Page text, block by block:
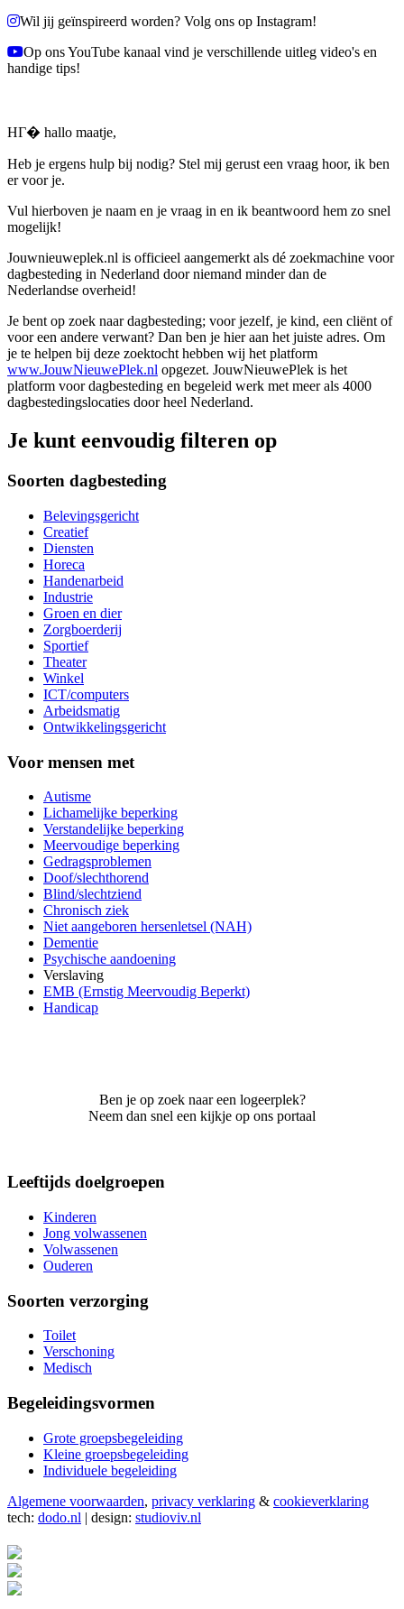
Wil jij geïnspireerd worden? Volg ons op Instagram!
Op ons YouTube kanaal vind je verschillende uitleg video's en
handige tips!
HГ� hallo maatje,
Heb je ergens hulp bij nodig? Stel mij gerust een vraag hoor, ik ben
er voor je.
Vul hierboven je naam en je vraag in en ik beantwoord hem zo snel
mogelijk!
Jouwnieuweplek.nl is officieel aangemerkt als dé zoekmachine voor
dagbesteding in Nederland door niemand minder dan de
Nederlandse overheid!
Je bent op zoek naar dagbesteding; voor jezelf, je kind, een cliënt of
voor een andere verwant? Dan ben je hier aan het juiste adres. Om
je te helpen bij deze zoektocht hebben wij het platform
www.JouwNieuwePlek.nl opgezet. JouwNieuwePlek is het
platform voor dagbesteding en begeleid werk met meer als 4000
dagbestedingslocaties door heel Nederland.
Je kunt eenvoudig filteren op
Soorten dagbesteding
Belevingsgericht
Creatief
Diensten
Horeca
Handenarbeid
Industrie
Groen en dier
Zorgboerderij
Sportief
Theater
Winkel
ICT/computers
Arbeidsmatig
Ontwikkelingsgericht
Voor mensen met
Autisme
Lichamelijke beperking
Verstandelijke beperking
Meervoudige beperking
Gedragsproblemen
Doof/slechthorend
Blind/slechtziend
Chronisch ziek
Niet aangeboren hersenletsel (NAH)
Dementie
Psychische aandoening
Verslaving
EMB (Ernstig Meervoudig Beperkt)
Handicap
Ben je op zoek naar een logeerplek?
Neem dan snel een kijkje op ons portaal
Leeftijds doelgroepen
Kinderen
Jong volwassenen
Volwassenen
Ouderen
Soorten verzorging
Toilet
Verschoning
Medisch
Begeleidingsvormen
Grote groepsbegeleiding
Kleine groepsbegeleiding
Individuele begeleiding
Algemene voorwaarden, privacy verklaring & cookieverklaring
tech: dodo.nl | design: studioviv.nl